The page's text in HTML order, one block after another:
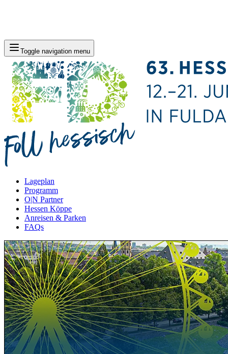
Toggle navigation menu
Lageplan
Programm
O|N Partner
Hessen Köppe
Anreisen & Parken
FAQs